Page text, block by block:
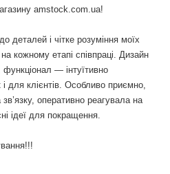
amstock.com.ua!
деталей і чітке розуміння моїх
кожному етапі співпраці. Дизайн
— інтуїтивно
для клієнтів. Особливо приємно,
оперативно реагувала на
ідеї для покращення.